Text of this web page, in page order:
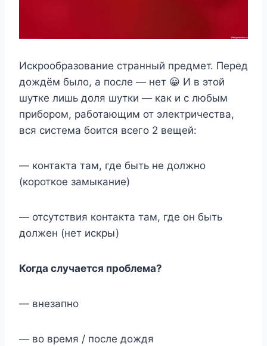
Искрообразование странный предмет. Перед
дождём было, а после — нет 😀 И в этой
шутке лишь доля шутки — как и с любым
прибором, работающим от электричества,
вся система боится всего 2 вещей:
— контакта там, где быть не должно
(короткое замыкание)
— отсутствия контакта там, где он быть
должен (нет искры)
Когда случается проблема?
— внезапно
— во время / после дождя